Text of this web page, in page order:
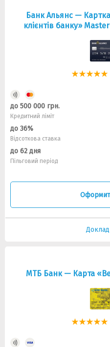
Банк Альянс —
клієнтів банку»
до 500 000 грн.
Кредитний ліміт
до 36%
Відсоткова ставка
до 62 дня
Пільговий період
МТБ Банк — Карта